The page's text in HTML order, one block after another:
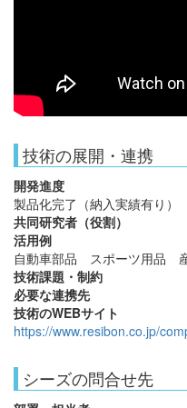
技術の展開・連携
開発進度
製品化完了（納入実績有り）
共同研究者（役割）
活用例
自動車部品 スポーツ用品
技術課題・制約
必要な連携先
技術のWEBサイト
https://www.resibon.co.jp/
シーズの問合せ先